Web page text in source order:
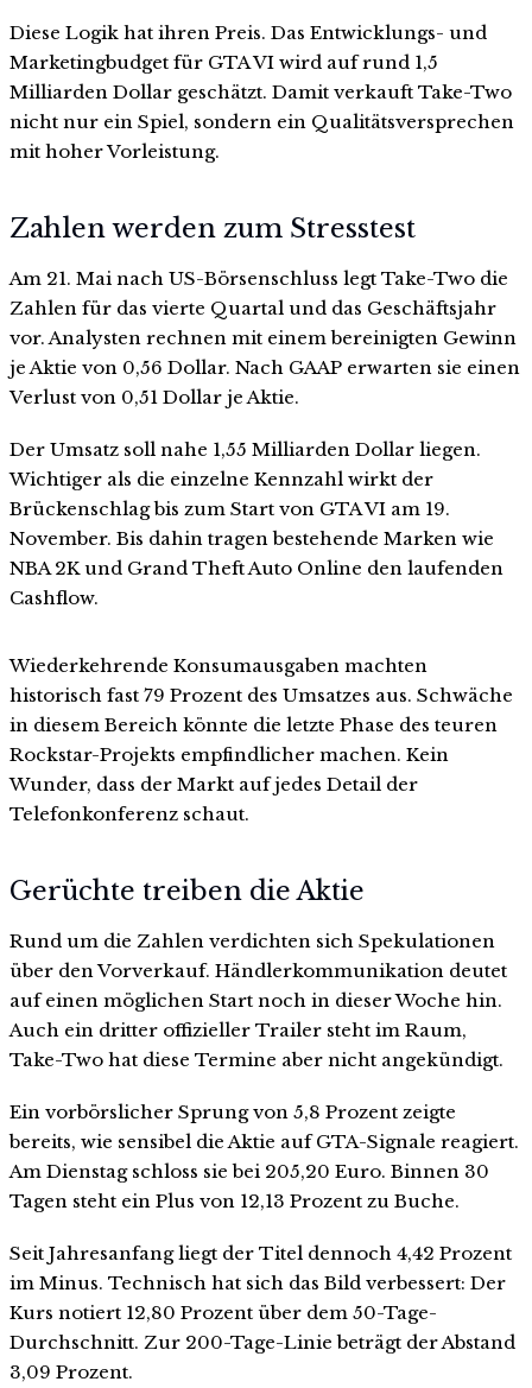
Diese Logik hat ihren Preis. Das Entwicklungs- und
Marketingbudget für GTA VI wird auf rund 1,5
Milliarden Dollar geschätzt. Damit verkauft Take-Two
nicht nur ein Spiel, sondern ein Qualitätsversprechen
mit hoher Vorleistung.
Zahlen werden zum Stresstest
Am 21. Mai nach US-Börsenschluss legt Take-Two die
Zahlen für das vierte Quartal und das Geschäftsjahr
vor. Analysten rechnen mit einem bereinigten Gewinn
je Aktie von 0,56 Dollar. Nach GAAP erwarten sie einen
Verlust von 0,51 Dollar je Aktie.
Der Umsatz soll nahe 1,55 Milliarden Dollar liegen.
Wichtiger als die einzelne Kennzahl wirkt der
Brückenschlag bis zum Start von GTA VI am 19.
November. Bis dahin tragen bestehende Marken wie
NBA 2K und Grand Theft Auto Online den laufenden
Cashflow.
Wiederkehrende Konsumausgaben machten
historisch fast 79 Prozent des Umsatzes aus. Schwäche
in diesem Bereich könnte die letzte Phase des teuren
Rockstar-Projekts empfindlicher machen. Kein
Wunder, dass der Markt auf jedes Detail der
Telefonkonferenz schaut.
Gerüchte treiben die Aktie
Rund um die Zahlen verdichten sich Spekulationen
über den Vorverkauf. Händlerkommunikation deutet
auf einen möglichen Start noch in dieser Woche hin.
Auch ein dritter offizieller Trailer steht im Raum,
Take-Two hat diese Termine aber nicht angekündigt.
Ein vorbörslicher Sprung von 5,8 Prozent zeigte
bereits, wie sensibel die Aktie auf GTA-Signale reagiert.
Am Dienstag schloss sie bei 205,20 Euro. Binnen 30
Tagen steht ein Plus von 12,13 Prozent zu Buche.
Seit Jahresanfang liegt der Titel dennoch 4,42 Prozent
im Minus. Technisch hat sich das Bild verbessert: Der
Kurs notiert 12,80 Prozent über dem 50-Tage-
Durchschnitt. Zur 200-Tage-Linie beträgt der Abstand
3,09 Prozent.